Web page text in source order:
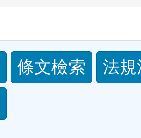
條文檢索
法